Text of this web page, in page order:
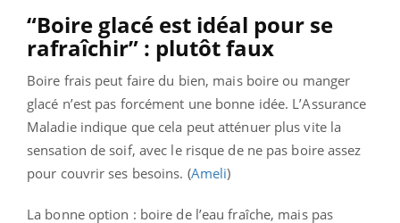
“Boire glacé est idéal pour se
rafraîchir” : plutôt faux
Boire frais peut faire du bien, mais boire ou manger
glacé n’est pas forcément une bonne idée. L’Assurance
Maladie indique que cela peut atténuer plus vite la
sensation de soif, avec le risque de ne pas boire assez
pour couvrir ses besoins. (Ameli)
La bonne option : boire de l’eau fraîche, mais pas